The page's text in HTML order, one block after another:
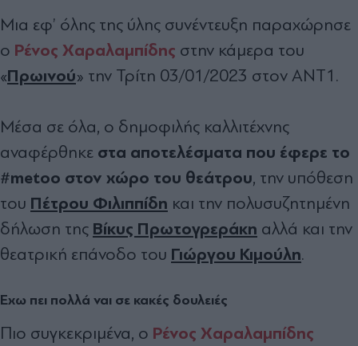
Μια εφ’ όλης της ύλης συνέντευξη παραχώρησε
ο Ρένος Χαραλαμπίδης στην κάμερα του
«Πρωινού» την Τρίτη 03/01/2023 στον ΑΝΤ1.
Μέσα σε όλα, ο δημοφιλής καλλιτέχνης
αναφέρθηκε στα αποτελέσματα που έφερε το
#metoo στον χώρο του θεάτρου, την υπόθεση
του Πέτρου Φιλιππίδη και την πολυσυζητημένη
δήλωση της Βίκυς Πρωτογρεράκη αλλά και την
θεατρική επάνοδο του Γιώργου Κιμούλη.
Έχω πει πολλά ναι σε κακές δουλειές
Πιο συγκεκριμένα, ο Ρένος Χαραλαμπίδης